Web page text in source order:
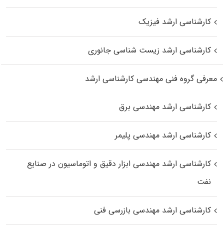
کارشناسی ارشد فیزیک
کارشناسی ارشد زیست‌ شناسی جانوری
معرفی گروه فنی مهندسی کارشناسی ارشد
کارشناسی ارشد مهندسی برق
کارشناسی ارشد مهندسی پلیمر
کارشناسی ارشد مهندسی ابزار دقیق و اتوماسیون در صنایع
نفت
کارشناسی ارشد مهندسی بازرسی فنی